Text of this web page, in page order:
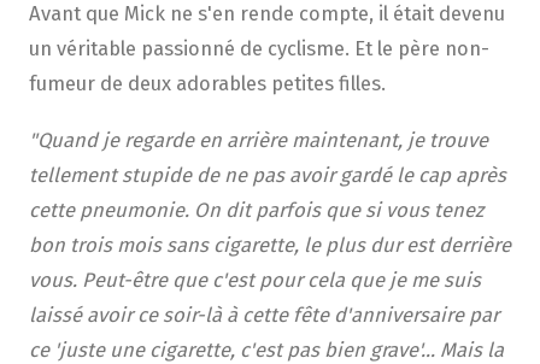
Avant que Mick ne s'en rende compte, il était devenu
un véritable passionné de cyclisme. Et le père non-
fumeur de deux adorables petites filles.
"Quand je regarde en arrière maintenant, je trouve
tellement stupide de ne pas avoir gardé le cap après
cette pneumonie. On dit parfois que si vous tenez
bon trois mois sans cigarette, le plus dur est derrière
vous. Peut-être que c'est pour cela que je me suis
laissé avoir ce soir-là à cette fête d'anniversaire par
ce 'juste une cigarette, c'est pas bien grave'... Mais la